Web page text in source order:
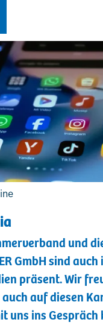
|
und
GmbH sind auch
präsent. Wir
auf diesen
uns ins Gespräch